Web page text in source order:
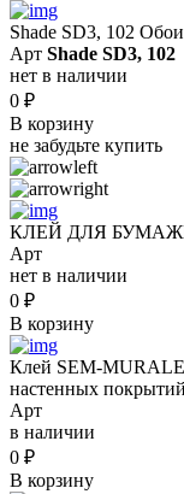
Shade SD3, 102
Арт Shade SD3, 102
нет в наличии
0 ₽
В корзину
не забудьте купить
КЛЕЙ ДЛЯ
Арт
нет в наличии
0 ₽
В корзину
Клей SEM-
настенных
Арт
в наличии
0 ₽
В корзину